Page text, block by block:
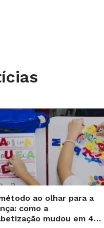
ao olhar para a
como a
mudou em 40